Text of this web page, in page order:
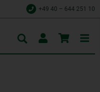
+49 40 – 644 251 10
Toggle
cart